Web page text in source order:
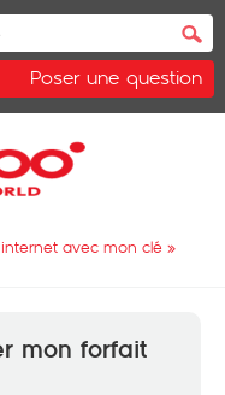
Poser une question
avec mon clé »
mon forfait